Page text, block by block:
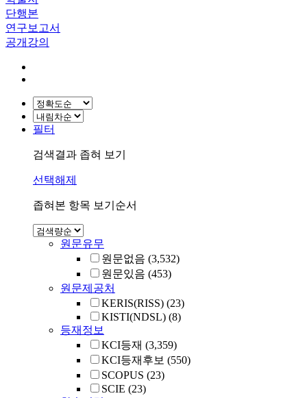
단행본
연구보고서
공개강의
필터
검색결과 좁혀 보기
선택해제
좁혀본 항목 보기순서
원문유무
원문없음 (3,532)
원문있음 (453)
원문제공처
KERIS(RISS) (23)
KISTI(NDSL) (8)
등재정보
KCI등재 (3,359)
KCI등재후보 (550)
SCOPUS (23)
SCIE (23)